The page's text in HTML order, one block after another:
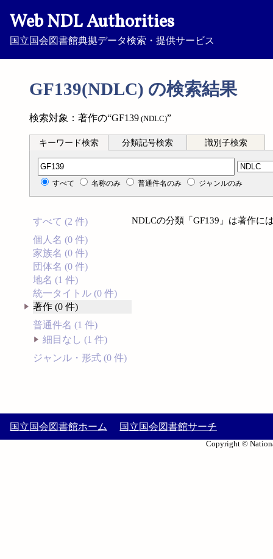
Web NDL Authorities
国立国会図書館典拠データ検索・提供サービス
GF139(NDLC) の検索結果
検索対象：著作の“GF139 (NDLC)”
キーワード検索 分類記号検索 識別子検索
分類記号検索
すべて 名称のみ 普通件名のみ ジャンルのみ
すべて (2 件)
個人名 (0 件)
家族名 (0 件)
団体名 (0 件)
地名 (1 件)
統一タイトル (0 件)
著作 (0 件)
普通件名 (1 件)
細目なし (1 件)
ジャンル・形式 (0 件)
NDLCの分類「GF139」は著作に
国立国会図書館ホーム 国立国会図書館サーチ
Copyright ©